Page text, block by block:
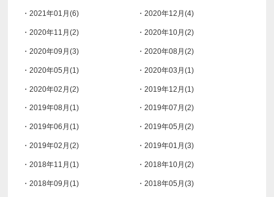
・2021年01月(6) ・2020年12月(4)
・2020年11月(2) ・2020年10月(2)
・2020年09月(3) ・2020年08月(2)
・2020年05月(1) ・2020年03月(1)
・2020年02月(2) ・2019年12月(1)
・2019年08月(1) ・2019年07月(2)
・2019年06月(1) ・2019年05月(2)
・2019年02月(2) ・2019年01月(3)
・2018年11月(1) ・2018年10月(2)
・2018年09月(1) ・2018年05月(3)